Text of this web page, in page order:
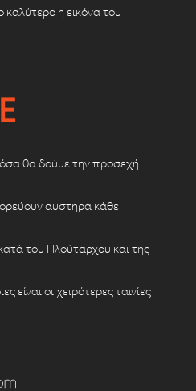
η εικόνα του
θα δούμε την προσεχή
αυστηρά κάθε
του Πλούταρχου και της
είναι οι χειρότερες ταινίες